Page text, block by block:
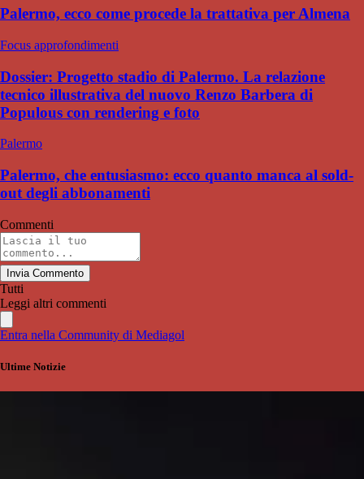
Palermo, ecco come procede la trattativa per Almena
Focus approfondimenti
Dossier: Progetto stadio di Palermo. La relazione
tecnico illustrativa del nuovo Renzo Barbera di
Populous con rendering e foto
Palermo
Palermo, che entusiasmo: ecco quanto manca al sold-
out degli abbonamenti
Commenti
Invia Commento
Tutti
Leggi altri commenti
Entra nella Community di Mediagol
Ultime Notizie